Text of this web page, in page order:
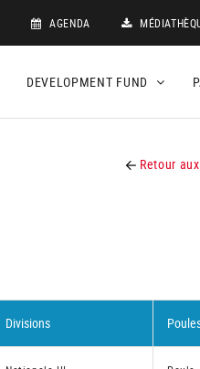
AGENDA
DEVELOPMENT FUND
Retour
Divisions